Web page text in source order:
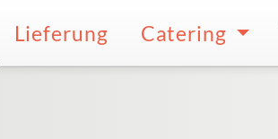
Lieferung Catering